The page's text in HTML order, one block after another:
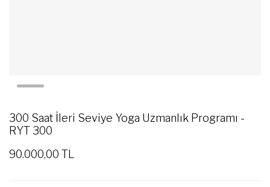
300 Saat İleri Seviye Yoga Uzmanlık Programı -
RYT 300
90.000,00 TL